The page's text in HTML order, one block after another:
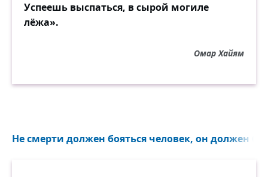
Успеешь выспаться, в сырой могиле
лёжа».
Омар Хайям
Не смерти должен бояться человек, он должен